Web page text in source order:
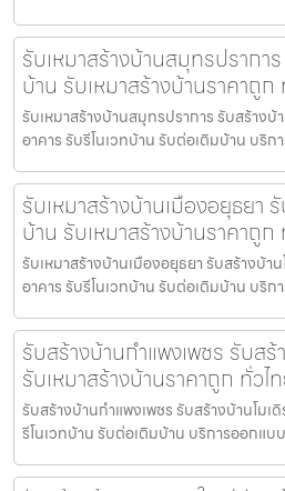
รับเหมาสร้างบ้านสมุทรปรากา
บ้าน รับเหมาสร้างบ้านราคาถูก
รับเหมาสร้างบ้านสมุทรปราการ รับสร้างบ้
อาคาร รับรีโนเวทบ้าน รับต่อเติมบ้าน บริก
รับเหมาสร้างบ้านเมืองอยุธยา
บ้าน รับเหมาสร้างบ้านราคาถูก
รับเหมาสร้างบ้านเมืองอยุธยา รับสร้างบ้า
อาคาร รับรีโนเวทบ้าน รับต่อเติมบ้าน บริก
รับสร้างบ้านกำแพงเพชร รับส
รับเหมาสร้างบ้านราคาถูก ทั่วไ
รับสร้างบ้านกำแพงเพชร รับสร้างบ้านโมเ
รีโนเวทบ้าน รับต่อเติมบ้าน บริการออกแบ